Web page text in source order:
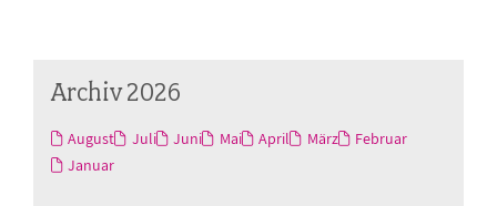
Archiv 2026
August Juli Juni Mai April März
Februar
Januar